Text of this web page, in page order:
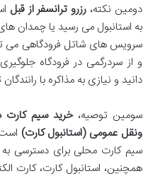
دومین نکته، رزرو ترانسفر از قبل
به استانبول می رسید یا چمدان
سرویس های شاتل فرودگاهی می
و از سردرگمی در فرودگاه
دانید و نیازی به مذاکره با
سومین توصیه،خرید سیم کارت
ونقل عمومی (استانبول کارت)
سیم کارت محلی برای دسترسی به
همچنین، استانبول کارت، کارت